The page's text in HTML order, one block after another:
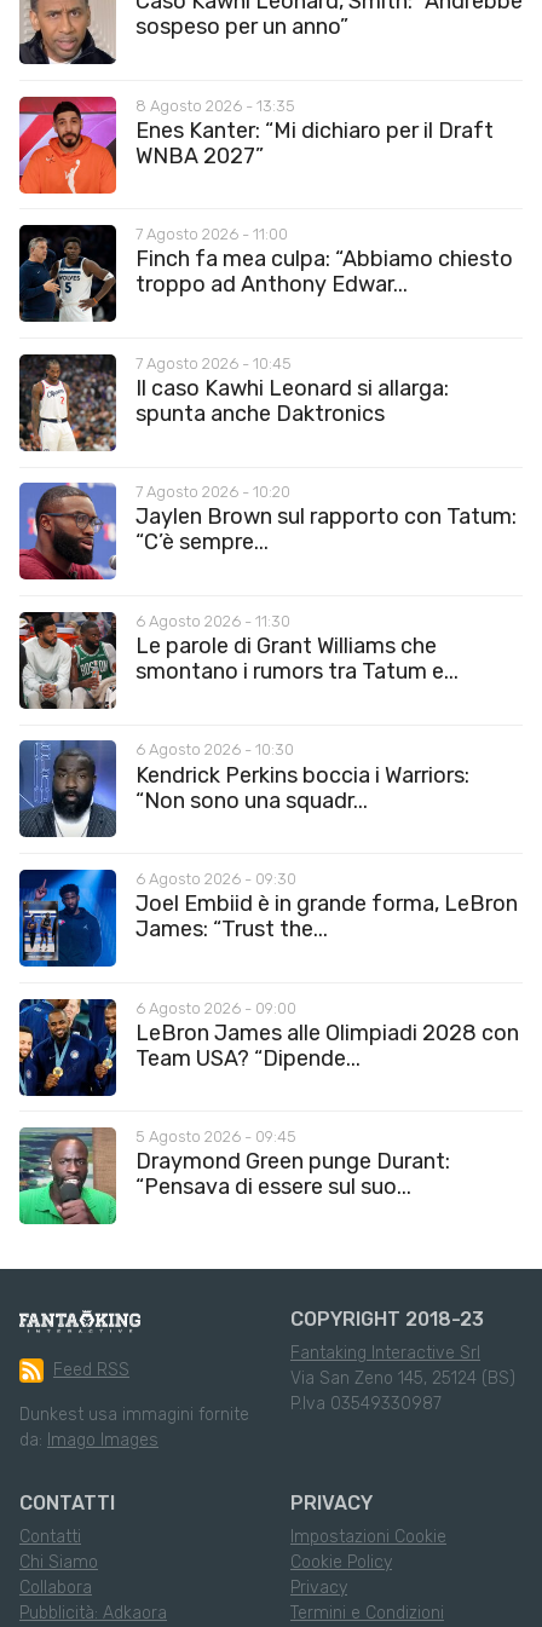
sospeso per un anno”
8 Agosto 2026 - 13:35
Enes Kanter: “Mi dichiaro per il Draft
WNBA 2027”
7 Agosto 2026 - 11:00
Finch fa mea culpa: “Abbiamo chiesto
troppo ad Anthony Edwar...
7 Agosto 2026 - 10:45
Il caso Kawhi Leonard si allarga:
spunta anche Daktronics
7 Agosto 2026 - 10:20
Jaylen Brown sul rapporto con Tatum:
“C’è sempre...
6 Agosto 2026 - 11:30
Le parole di Grant Williams che
smontano i rumors tra Tatum e...
6 Agosto 2026 - 10:30
Kendrick Perkins boccia i Warriors:
“Non sono una squadr...
6 Agosto 2026 - 09:30
Joel Embiid è in grande forma, LeBron
James: “Trust the...
6 Agosto 2026 - 09:00
LeBron James alle Olimpiadi 2028 con
Team USA? “Dipende...
5 Agosto 2026 - 09:45
Draymond Green punge Durant:
“Pensava di essere sul suo...
Feed RSS
Dunkest usa immagini fornite
da: Imago Images
COPYRIGHT 2018-23
Fantaking Interactive Srl
Via San Zeno 145, 25124 (BS)
P.Iva 03549330987
CONTATTI
Contatti
Chi Siamo
Collabora
Pubblicità: Adkaora
PRIVACY
Impostazioni Cookie
Cookie Policy
Privacy
Termini e Condizioni